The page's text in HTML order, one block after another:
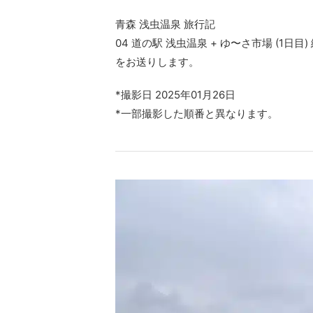
青森 浅虫温泉 旅行記
04 道の駅 浅虫温泉 + ゆ〜さ市場 (1日目)
をお送りします。
*撮影日 2025年01月26日
*一部撮影した順番と異なります。